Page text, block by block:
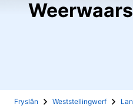
Fryslân Weststellingwerf